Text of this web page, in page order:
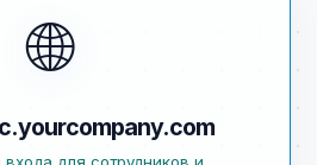
🌐
входа для сотрудников и